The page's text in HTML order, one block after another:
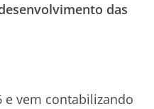
das
e vem contabilizando